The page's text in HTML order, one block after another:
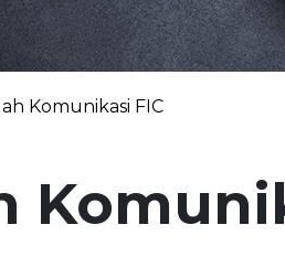
Komunikasi FIC